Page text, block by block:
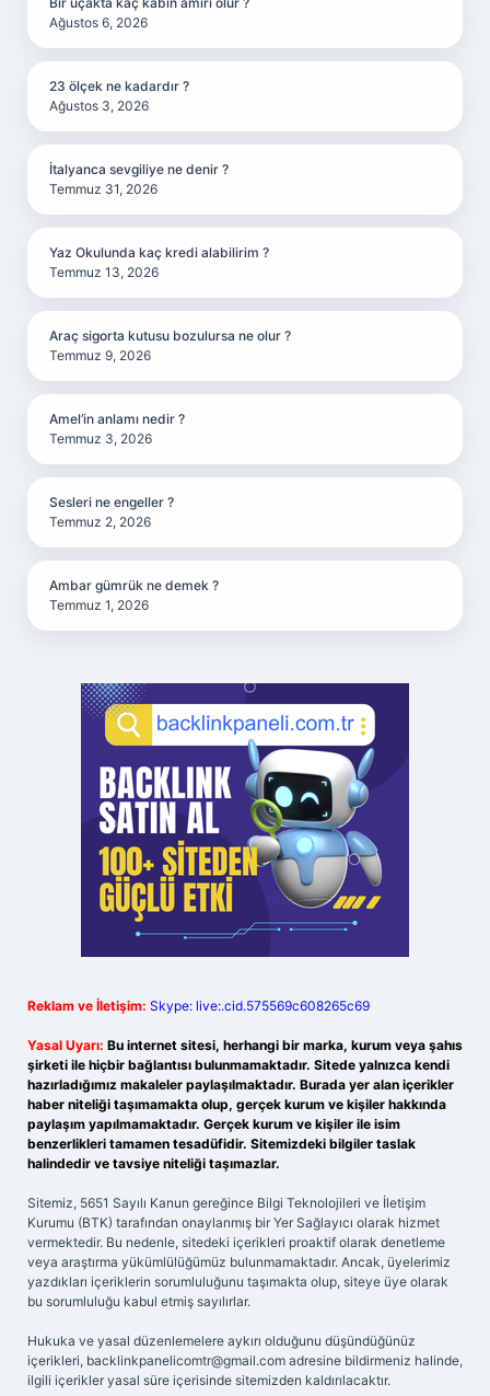
Ağustos 6, 2026
23 ölçek ne kadardır ?
Ağustos 3, 2026
İtalyanca sevgiliye ne denir ?
Temmuz 31, 2026
Yaz Okulunda kaç kredi alabilirim ?
Temmuz 13, 2026
Araç sigorta kutusu bozulursa ne olur ?
Temmuz 9, 2026
Amel’in anlamı nedir ?
Temmuz 3, 2026
Sesleri ne engeller ?
Temmuz 2, 2026
Ambar gümrük ne demek ?
Temmuz 1, 2026
Reklam ve İletişim: Skype: live:.cid.575569c608265c69
Yasal Uyarı: Bu internet sitesi, herhangi bir marka, kurum veya şahıs
şirketi ile hiçbir bağlantısı bulunmamaktadır. Sitede yalnızca kendi
hazırladığımız makaleler paylaşılmaktadır. Burada yer alan içerikler
haber niteliği taşımamakta olup, gerçek kurum ve kişiler hakkında
paylaşım yapılmamaktadır. Gerçek kurum ve kişiler ile isim
benzerlikleri tamamen tesadüfidir. Sitemizdeki bilgiler taslak
halindedir ve tavsiye niteliği taşımazlar.
Sitemiz, 5651 Sayılı Kanun gereğince Bilgi Teknolojileri ve İletişim
Kurumu (BTK) tarafından onaylanmış bir Yer Sağlayıcı olarak hizmet
vermektedir. Bu nedenle, sitedeki içerikleri proaktif olarak denetleme
veya araştırma yükümlülüğümüz bulunmamaktadır. Ancak, üyelerimiz
yazdıkları içeriklerin sorumluluğunu taşımakta olup, siteye üye olarak
bu sorumluluğu kabul etmiş sayılırlar.
Hukuka ve yasal düzenlemelere aykırı olduğunu düşündüğünüz
içerikleri, backlinkpanelicomtr@gmail.com adresine bildirmeniz halinde,
ilgili içerikler yasal süre içerisinde sitemizden kaldırılacaktır.